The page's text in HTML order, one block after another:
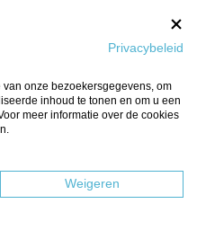
Privacybeleid
onze bezoekersgegevens, om
inhoud te tonen en om u een
meer informatie over de cookies
Weigeren
45
van Jefta? Richteren 11:29
» in
Ga naar